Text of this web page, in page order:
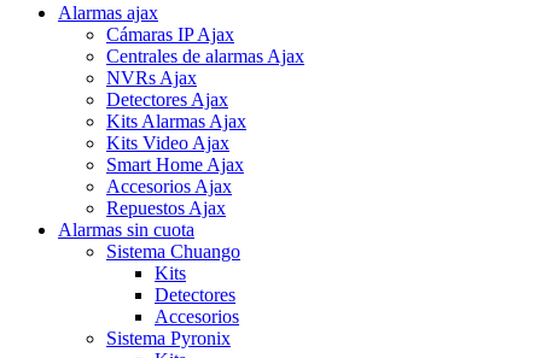
Alarmas ajax
Cámaras IP Ajax
Centrales de alarmas Ajax
NVRs Ajax
Detectores Ajax
Kits Alarmas Ajax
Kits Video Ajax
Smart Home Ajax
Accesorios Ajax
Repuestos Ajax
Alarmas sin cuota
Sistema Chuango
Kits
Detectores
Accesorios
Sistema Pyronix